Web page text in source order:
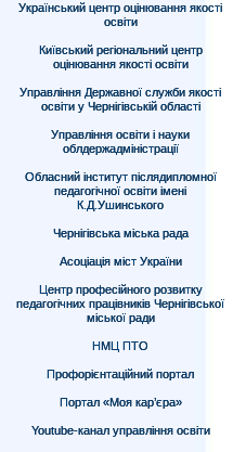
Український центр оцінювання якості
освіти
Київський регіональний центр
оцінювання якості освіти
Управління Державної служби якості
освіти у Чернігівській області
Управління освіти і науки
облдержадміністрації
Обласний інститут післядипломної
педагогічної освіти імені
К.Д.Ушинського
Чернігівська міська рада
Асоціація міст України
Центр професійного розвитку
педагогічних працівників Чернігівської
міської ради
НМЦ ПТО
Профорієнтаційний портал
Портал «Моя кар’єра»
Youtube-канал управління освіти